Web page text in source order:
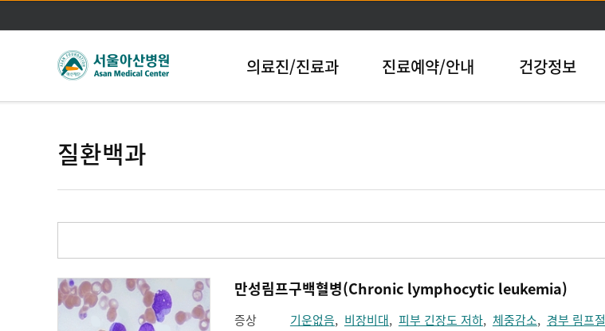
본문바로가기
의료진/진료과 진료예약/안내 건강정보
질환백과
만성림프구백혈병(Chronic lymphocytic leukemia)
증상 기운없음, 비장비대, 피부 긴장도 저하, 체중감소, 경부 림프절